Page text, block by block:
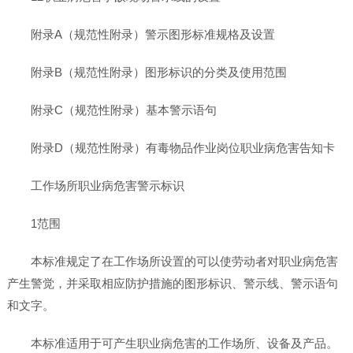
附录A（规范性附录）警示图形标准规格及设置
附录B（规范性附录）图形标识的分类及使用范围
附录C（规范性附录）基本警示语句
附录D（规范性附录）有毒物品作业岗位职业病危害告知卡
工作场所职业病危害警示标识
1范围
本标准规定了在工作场所设置的可以使劳动者对职业病危害
产生警觉，并采取相应防护措施的图形标识、警示线、警示语句
和文字。
本标准适用于可产生职业病危害的工作场所、设备及产品。